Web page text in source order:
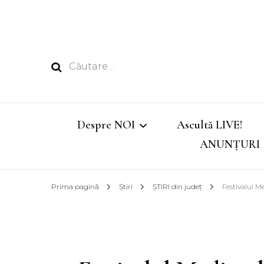
Caută
Despre NOI Ascultă LIVE!
ANUNȚURI
Prima pagină Știri ȘTIRI din județ Festivalul